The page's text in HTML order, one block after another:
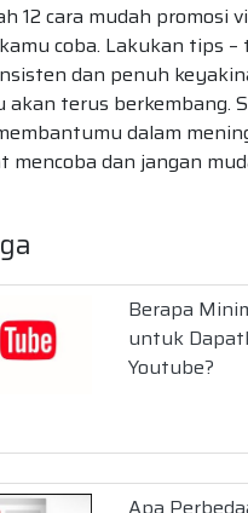
12 cara mudah promosi
coba. Lakukan tips –
dan penuh
akan terus berkembang.
dalam
mencoba dan jangan
Berapa
untuk
Youtube?